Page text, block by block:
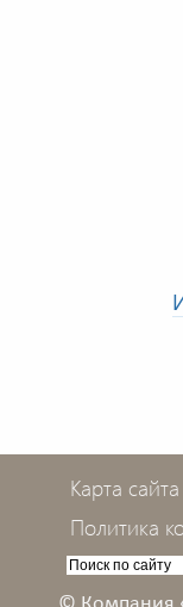
Карта сайта
Политика